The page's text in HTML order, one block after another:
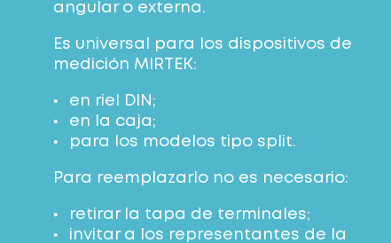
angular o externa.
Es universal para los dispositivos de
medición MIRTEK:
en riel DIN;
en la caja;
para los modelos tipo split.
Para reemplazarlo no es necesario:
retirar la tapa de terminales;
invitar a los representantes de la